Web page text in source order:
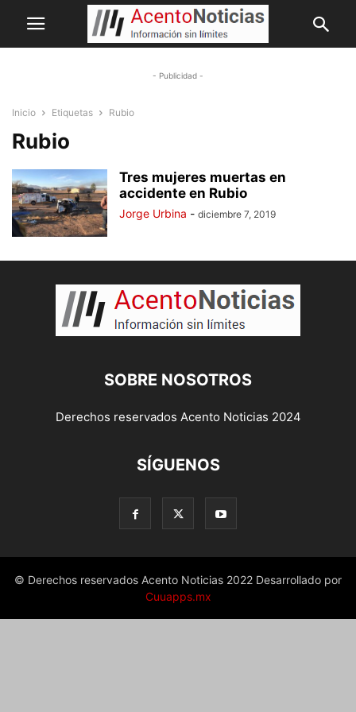
- Publicidad -
Inicio Etiquetas Rubio
Rubio
Tres mujeres muertas en
accidente en Rubio
Jorge Urbina - diciembre 7, 2019
SOBRE NOSOTROS
Derechos reservados Acento Noticias 2024
SÍGUENOS
© Derechos reservados Acento Noticias 2022 Desarrollado por
Cuuapps.mx